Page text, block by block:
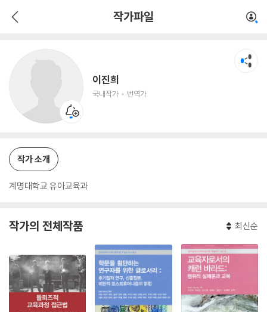
작가파일
이진희
국내작가 번역가
작가 소개
계명대학교 유아교육과
작가의 전체작품 최신순